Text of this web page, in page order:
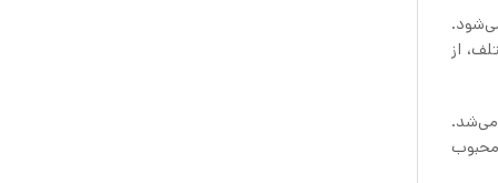
از
می‌شد.
محبوب